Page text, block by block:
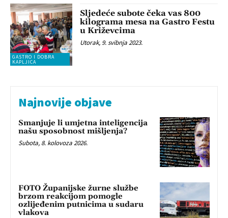
GASTRO I DOBRA
KAPLJICA
Sljedeće subote čeka vas 800
kilograma mesa na Gastro Festu
u Križevcima
Utorak, 9. svibnja 2023.
Najnovije objave
Smanjuje li umjetna inteligencija
našu sposobnost mišljenja?
Subota, 8. kolovoza 2026.
FOTO Županijske žurne službe
brzom reakcijom pomogle
ozlijeđenim putnicima u sudaru
vlakova